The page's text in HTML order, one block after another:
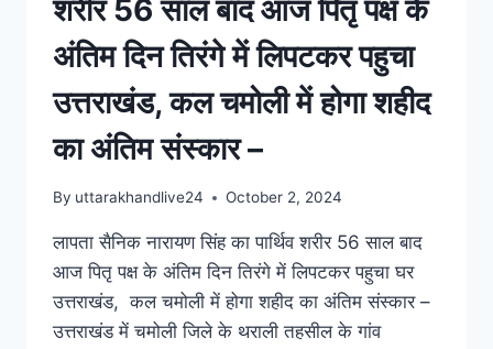
शरीर 56 साल बाद आज पितृ पक्ष के
अंतिम दिन तिरंगे में लिपटकर पहुचा
उत्तराखंड, कल चमोली में होगा शहीद
का अंतिम संस्कार –
By uttarakhandlive24 October 2, 2024
लापता सैनिक नारायण सिंह का पार्थिव शरीर 56 साल बाद
आज पितृ पक्ष के अंतिम दिन तिरंगे में लिपटकर पहुचा घर
उत्तराखंड, कल चमोली में होगा शहीद का अंतिम संस्कार –
उत्तराखंड में चमोली जिले के थराली तहसील के गांव